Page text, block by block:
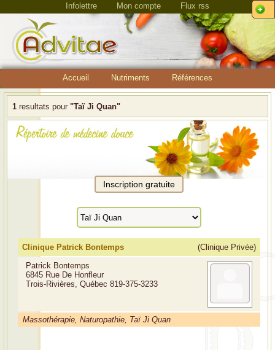
Infolettre Mon compte Flux rss
Accueil Nutriments Références
1 resultats pour "Taï Ji Quan"
Clinique Patrick Bontemps
(Clinique Privée)
Patrick Bontemps
6845 Rue De Honfleur
Trois-Rivières, Québec 819-375-3233
Massothérapie, Naturopathie, Taï Ji Quan